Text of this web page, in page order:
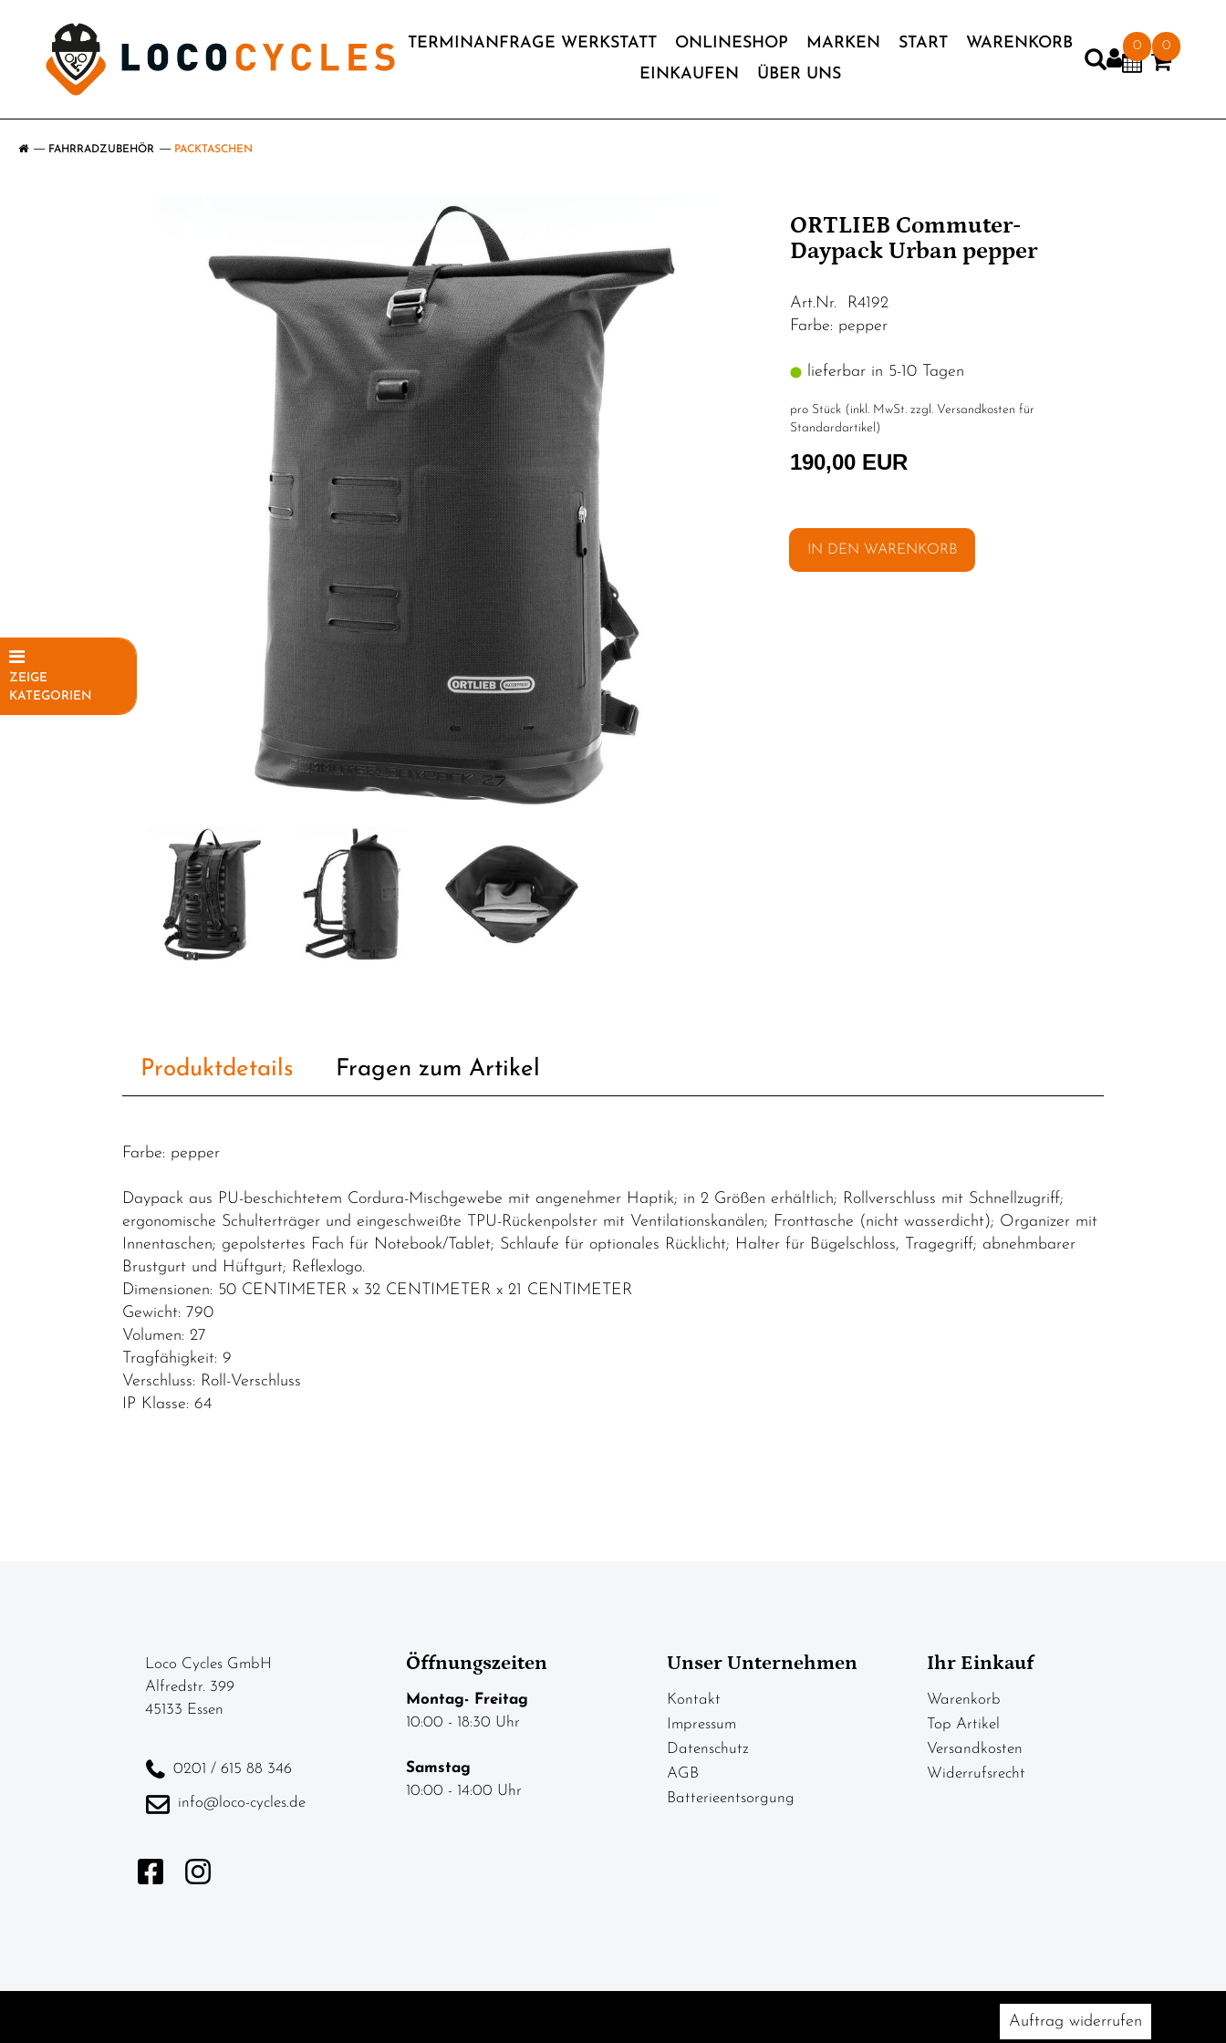
TERMINANFRAGE WERKSTATT ONLINESHOP MARKEN START
WARENKORB
EINKAUFEN
ÜBER UNS
0 0
FAHRRADZUBEHÖR PACKTASCHEN
ZEIGE
KATEGORIEN
ORTLIEB Commuter-
Daypack Urban pepper
Art.Nr. R4192
Farbe: pepper
lieferbar in 5-10 Tagen
pro Stück (inkl. MwSt. zzgl. Versandkosten für
Standardartikel )
190,00 EUR
IN DEN WARENKORB
Produktdetails Fragen zum Artikel
Farbe: pepper
Daypack aus PU-beschichtetem Cordura-Mischgewebe mit angenehmer Haptik; in 2 Größen erhältlich; Rollverschluss mit Schnellzugriff;
ergonomische Schulterträger und eingeschweißte TPU-Rückenpolster mit Ventilationskanälen; Fronttasche (nicht wasserdicht); Organizer mit
Innentaschen; gepolstertes Fach für Notebook/Tablet; Schlaufe für optionales Rücklicht; Halter für Bügelschloss, Tragegriff; abnehmbarer
Brustgurt und Hüftgurt; Reflexlogo.
Dimensionen: 50 CENTIMETER x 32 CENTIMETER x 21 CENTIMETER
Gewicht: 790
Volumen: 27
Tragfähigkeit: 9
Verschluss: Roll-Verschluss
IP Klasse: 64
Loco Cycles GmbH
Alfredstr. 399
45133 Essen
0201 / 615 88 346
info@loco-cycles.de
Öffnungszeiten
Montag- Freitag
10:00 - 18:30 Uhr
Samstag
10:00 - 14:00 Uhr
Unser Unternehmen
Kontakt
Impressum
Datenschutz
AGB
Batterieentsorgung
Ihr Einkauf
Warenkorb
Top Artikel
Versandkosten
Widerrufsrecht
Auftrag widerrufen